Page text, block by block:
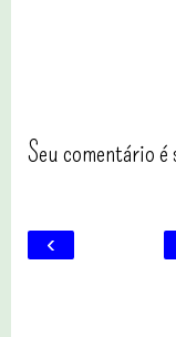
Seu comentário
‹